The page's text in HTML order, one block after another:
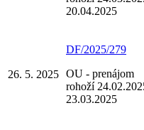
20.04.2025
26. 5. 2025
DF/2025/279
OU - prenájom
rohoží
23.03.2025